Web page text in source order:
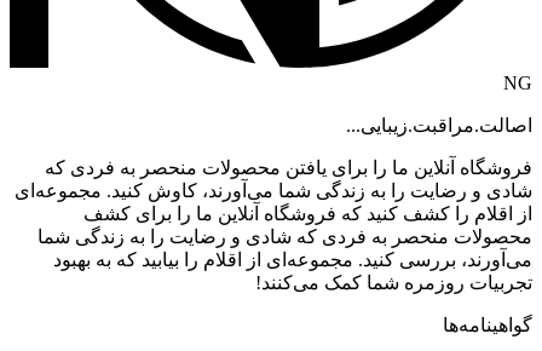
NG
اصالت.مراقبت.زیبایی...
فروشگاه آنلاین ما را برای یافتن محصولات منحصر به فردی که
شادی و رضایت را به زندگی شما می‌آورند، کاوش کنید. مجموعه‌ای
از اقلام را کشف کنید که فروشگاه آنلاین ما را برای کشف
محصولات منحصر به فردی که شادی و رضایت را به زندگی شما
می‌آورند، بررسی کنید. مجموعه‌ای از اقلام را بیابید که به بهبود
تجربیات روزمره شما کمک می‌کنند!
گواهینامه‌ها